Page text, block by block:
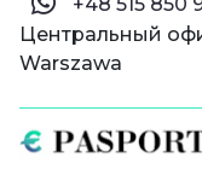
Центральный
Warszawa